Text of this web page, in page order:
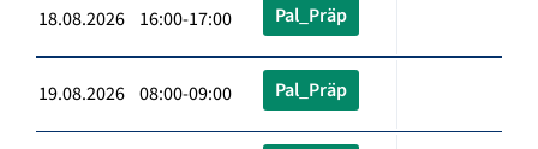
18.08.2026 16:00-17:00 Pal_Präp
19.08.2026 08:00-09:00 Pal_Präp